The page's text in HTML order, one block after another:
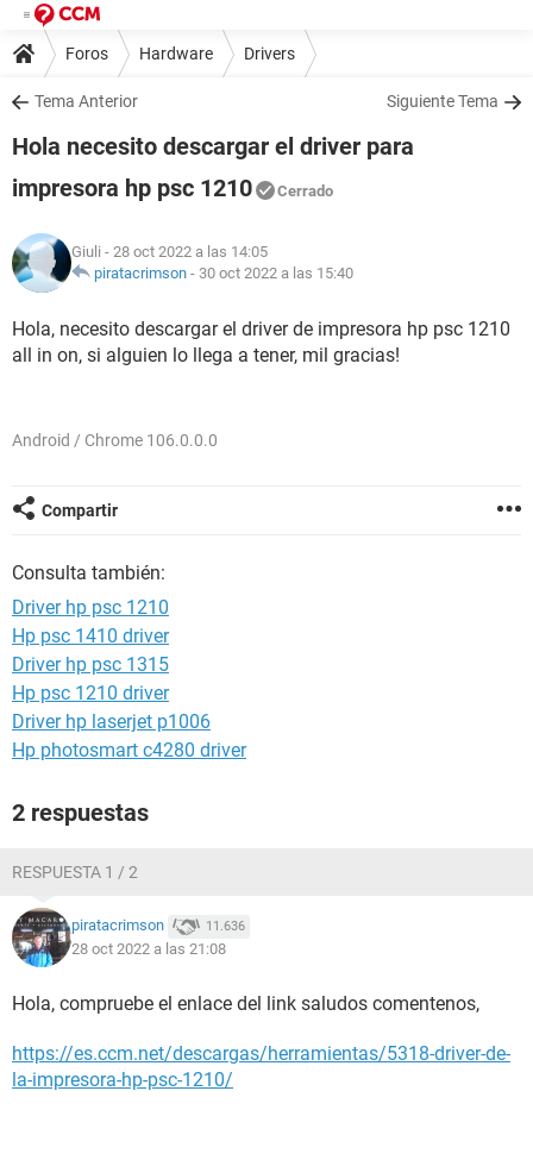
Foros Hardware Drivers
Tema Anterior Siguiente Tema
Hola necesito descargar el driver para
impresora hp psc 1210
Cerrado
Giuli - 28 oct 2022 a las 14:05
piratacrimson - 30 oct 2022 a las 15:40
Hola, necesito descargar el driver de impresora hp psc 1210
all in on, si alguien lo llega a tener, mil gracias!
Android / Chrome 106.0.0.0
Compartir
Consulta también:
Driver hp psc 1210
Hp psc 1410 driver
Driver hp psc 1315
Hp psc 1210 driver
Driver hp laserjet p1006
Hp photosmart c4280 driver
2 respuestas
RESPUESTA 1 / 2
piratacrimson 11.636
28 oct 2022 a las 21:08
Hola, compruebe el enlace del link saludos comentenos,
https://es.ccm.net/descargas/herramientas/5318-driver-de-
la-impresora-hp-psc-1210/